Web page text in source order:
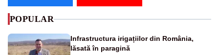
POPULAR
Infrastructura irigațiilor din România,
lăsată în paragină